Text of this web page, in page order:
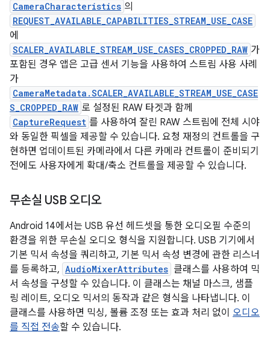
CameraCharacteristics 의
REQUEST_AVAILABLE_CAPABILITIES_STREAM_USE_CASE
에
SCALER_AVAILABLE_STREAM_USE_CASES_CROPPED_RAW 가
포함된 경우 앱은 고급 센서 기능을 사용하여 스트림 사용 사례
가
CameraMetadata.SCALER_AVAILABLE_STREAM_USE_CASE
S_CROPPED_RAW 로 설정된 RAW 타겟과 함께
CaptureRequest 를 사용하여 잘린 RAW 스트림에 전체 시야
와 동일한 픽셀을 제공할 수 있습니다. 요청 재정의 컨트롤을 구
현하면 업데이트된 카메라에서 다른 카메라 컨트롤이 준비되기
전에도 사용자에게 확대/축소 컨트롤을 제공할 수 있습니다.
무손실 USB 오디오
Android 14에서는 USB 유선 헤드셋을 통한 오디오필 수준의
환경을 위한 무손실 오디오 형식을 지원합니다. USB 기기에서
기본 믹서 속성을 쿼리하고, 기본 믹서 속성 변경에 관한 리스너
를 등록하고, AudioMixerAttributes 클래스를 사용하여 믹
서 속성을 구성할 수 있습니다. 이 클래스는 채널 마스크, 샘플
링 레이트, 오디오 믹서의 동작과 같은 형식을 나타냅니다. 이
클래스를 사용하면 믹싱, 볼륨 조정 또는 효과 처리 없이 오디오
를 직접 전송할 수 있습니다.